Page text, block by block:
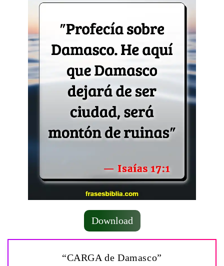
Download
“CARGA de Damasco”